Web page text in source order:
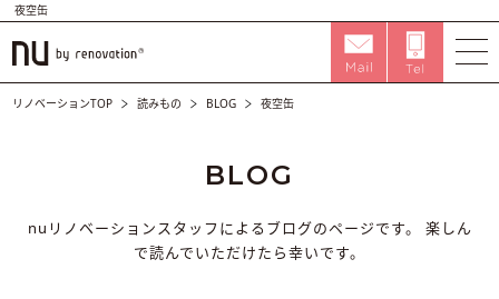
夜空缶
リノベーションTOP 読みもの BLOG 夜空缶
BLOG
nuリノベーションスタッフによるブログのページです。
楽しん
で読んでいただけたら幸いです。